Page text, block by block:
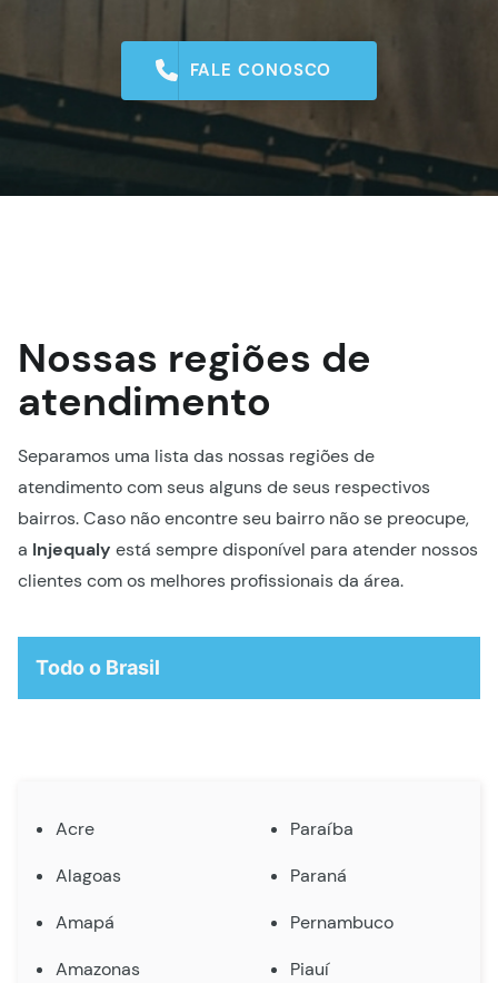
FALE CONOSCO
Nossas regiões de
atendimento
Separamos uma lista das nossas regiões de
atendimento com seus alguns de seus respectivos
bairros. Caso não encontre seu bairro não se preocupe,
a Injequaly está sempre disponível para atender nossos
clientes com os melhores profissionais da área.
Todo o Brasil
Acre
Alagoas
Amapá
Amazonas
Paraíba
Paraná
Pernambuco
Piauí